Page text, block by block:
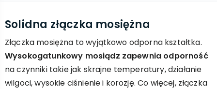
Solidna złączka mosiężna
Złączka mosiężna to wyjątkowo odporna kształtka.
Wysokogatunkowy mosiądz zapewnia odporność
na czynniki takie jak skrajne temperatury, działanie
wilgoci, wysokie ciśnienie i korozję. Co więcej, złączka